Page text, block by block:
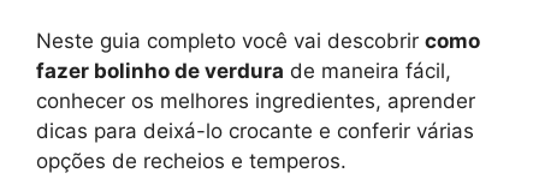
Neste guia completo você vai descobrir como
fazer bolinho de verdura de maneira fácil,
conhecer os melhores ingredientes, aprender
dicas para deixá-lo crocante e conferir várias
opções de recheios e temperos.